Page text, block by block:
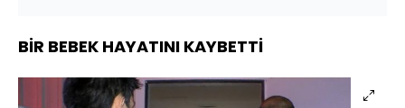
BİR BEBEK HAYATINI KAYBETTİ